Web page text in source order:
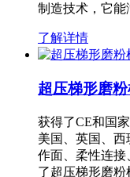
制造技术，它
了解详情
超压梯形磨
获得了CE和国
美国、英国、
作面、柔性连接
了超压梯形磨